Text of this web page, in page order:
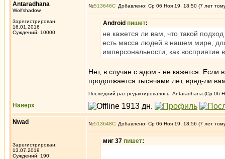
Antaradhana
Wolfshadow
Зарегистрирован:
16.01.2016
Суждений: 10000
№513646 Добавлено: Ср 06 Ноя 19, 18:50 (7 лет
Android пишет:
не кажется ли вам, что такой
есть масса людей в нашем мире, для
имперсональности, как восприятие
Нет, в случае с адом - не кажется. Если
продолжается тысячами лет, вряд-ли
Последний раз редактировалось: Antaradhana (Ср 06
Наверх
Nwad
Зарегистрирован:
13.07.2019
Суждений: 190
№513648 Добавлено: Ср 06 Ноя 19, 18:56 (7 лет
миг 37 пишет: